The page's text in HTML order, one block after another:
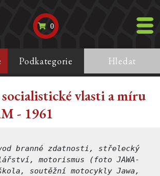
0
Podkategorie Hledat
vlasti a míru
- 1961
branné zdatnosti, střelecký
motorismus (foto JAWA-
soutěžní motocykly Jawa,